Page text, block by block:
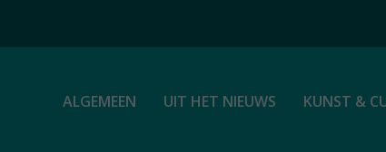
ALGEMEEN UIT HET NIEUWS KUNST &